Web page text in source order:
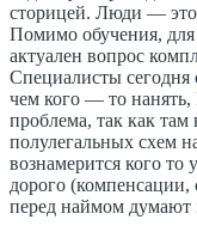
сторицей. Люди — это
Помимо обучения,
актуален вопрос
Специалисты сегодня
чем кого — то нанять,
проблема, так как там
полулегальных схем
вознамерится кого то
дорого (компенсации,
перед наймом думают